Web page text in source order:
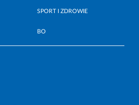
SPORT I ZDROWIE
BO